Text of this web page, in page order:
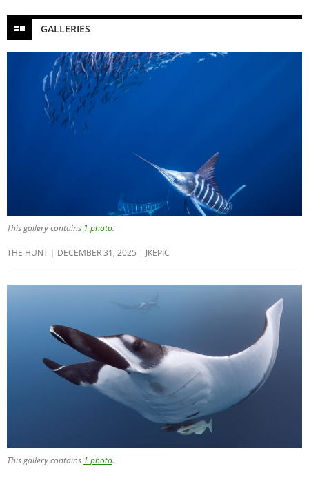
GALLERIES
This gallery contains 1 photo.
THE HUNT DECEMBER 31, 2025 JKEPIC
This gallery contains 1 photo.